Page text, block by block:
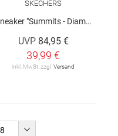
SKECHERS
"Summits - Diamond Dream"
UVP 84,95 €
39,99 €
inkl. MwSt. zzgl.Versand